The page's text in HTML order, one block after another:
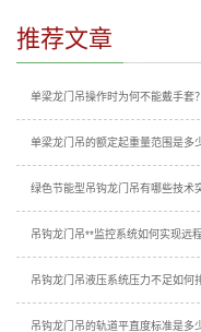
推荐文章
单梁龙门吊操作时为何不能戴手套
单梁龙门吊的额定起重量范围是多
绿色节能型吊钩龙门吊有哪些技术
吊钩龙门吊**监控系统如何实现远
吊钩龙门吊液压系统压力不足如何
吊钩龙门吊的轨道平直度标准是多